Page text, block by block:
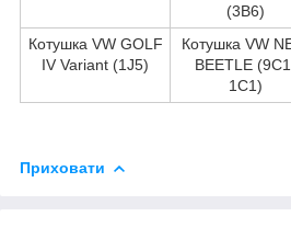
(3B6)
Котушка VW GOLF
IV Variant (1J5)
Котушка VW
BEETLE (9C1,
1C1)
Приховати